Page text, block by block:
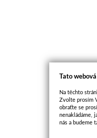
Tato
Na těchto
Zvolte prosím
obraťte se
nenakládáme,
nás a budeme